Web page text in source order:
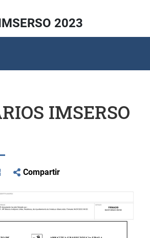
2023
IMSERSO
Compartir